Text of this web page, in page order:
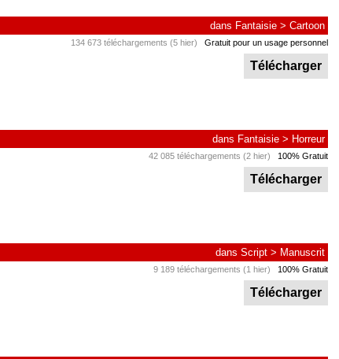
dans Fantaisie > Cartoon
134 673 téléchargements (5 hier) Gratuit pour un usage personnel
Télécharger
dans Fantaisie > Horreur
42 085 téléchargements (2 hier) 100% Gratuit
Télécharger
dans Script > Manuscrit
9 189 téléchargements (1 hier) 100% Gratuit
Télécharger